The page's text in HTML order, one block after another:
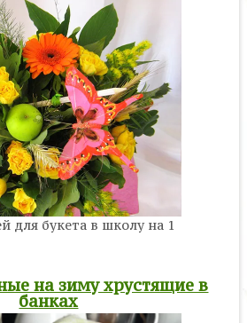
для букета в школу на 1
на зиму хрустящие в
банках